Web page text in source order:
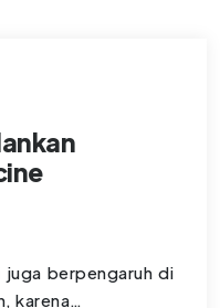
berpengaruh di
karena…